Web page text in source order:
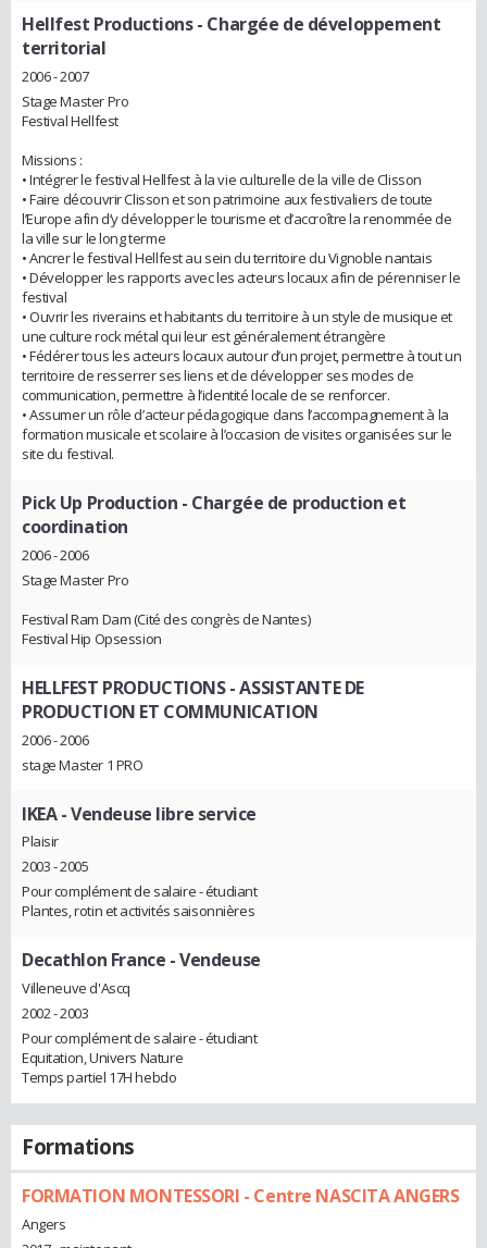
Hellfest Productions- Chargée de développement
territorial
2006 - 2007
Stage Master Pro
Festival Hellfest
Missions :
• Intégrer le festival Hellfest à la vie culturelle de la ville de Clisson
• Faire découvrir Clisson et son patrimoine aux festivaliers de toute
l’Europe afin d’y développer le tourisme et d’accroître la renommée de
la ville sur le long terme
• Ancrer le festival Hellfest au sein du territoire du Vignoble nantais
• Développer les rapports avec les acteurs locaux afin de pérenniser le
festival
• Ouvrir les riverains et habitants du territoire à un style de musique et
une culture rock métal qui leur est généralement étrangère
• Fédérer tous les acteurs locaux autour d’un projet, permettre à tout un
territoire de resserrer ses liens et de développer ses modes de
communication, permettre à l’identité locale de se renforcer.
• Assumer un rôle d’acteur pédagogique dans l’accompagnement à la
formation musicale et scolaire à l’occasion de visites organisées sur le
site du festival.
Pick Up Production - Chargée de production et
coordination
2006 - 2006
Stage Master Pro
Festival Ram Dam (Cité des congrès de Nantes)
Festival Hip Opsession
HELLFEST PRODUCTIONS- ASSISTANTE DE
PRODUCTION ET COMMUNICATION
2006 - 2006
stage Master 1 PRO
IKEA- Vendeuse libre service
Plaisir
2003 - 2005
Pour complément de salaire - étudiant
Plantes, rotin et activités saisonnières
Decathlon France - Vendeuse
Villeneuve d'Ascq
2002 - 2003
Pour complément de salaire - étudiant
Equitation, Univers Nature
Temps partiel 17H hebdo
Formations
FORMATION MONTESSORI - Centre NASCITA ANGERS
Angers